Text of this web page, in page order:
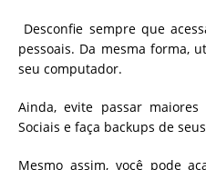
Desconfie sempre que
pessoais. Da mesma forma,
seu computador.
Ainda, evite passar
Sociais e faça backups de
Mesmo assim, você pode